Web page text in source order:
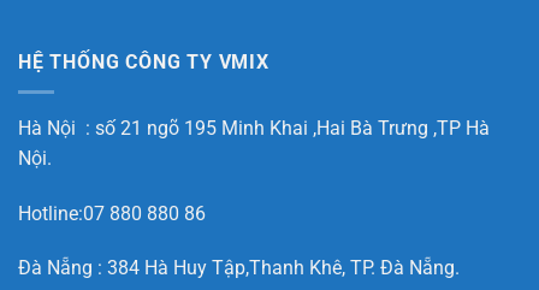
HỆ THỐNG CÔNG TY VMIX
Hà Nội : số 21 ngõ 195 Minh Khai ,Hai Bà Trưng ,TP Hà
Nội.
Hotline:07 880 880 86
Đà Nẵng : 384 Hà Huy Tập,Thanh Khê, TP. Đà Nẵng.